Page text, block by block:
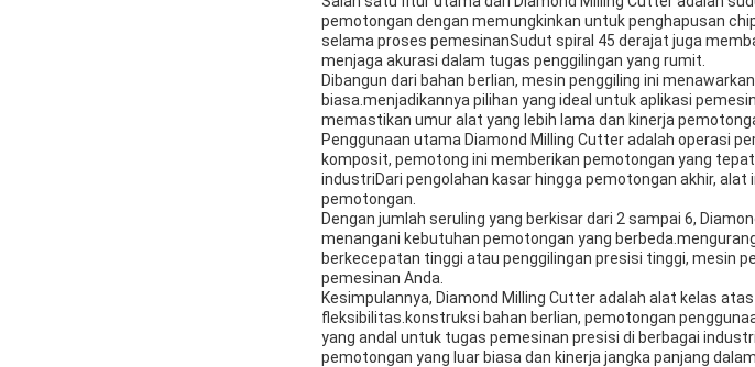
pemotongan dengan memungkinkan untuk penghapusan
selama proses pemesinanSudut spiral 45 derajat juga
menjaga akurasi dalam tugas penggilingan yang rumit.
Dibangun dari bahan berlian, mesin penggiling ini
biasa.menjadikannya pilihan yang ideal untuk aplikasi
memastikan umur alat yang lebih lama dan kinerja
Penggunaan utama Diamond Milling Cutter adalah operasi
komposit, pemotong ini memberikan pemotongan yang
industriDari pengolahan kasar hingga pemotongan akhir,
pemotongan.
Dengan jumlah seruling yang berkisar dari 2 sampai 6,
menangani kebutuhan pemotongan yang
berkecepatan tinggi atau penggilingan presisi tinggi, mesin
pemesinan Anda.
Kesimpulannya, Diamond Milling Cutter adalah alat kelas
fleksibilitas.konstruksi bahan berlian, pemotongan
yang andal untuk tugas pemesinan presisi di berbagai
pemotongan yang luar biasa dan kinerja jangka panjang